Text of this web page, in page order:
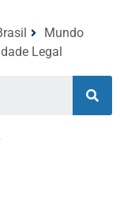
Mundo
Legal